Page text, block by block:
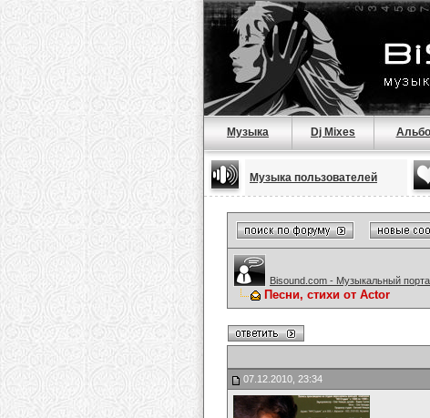
Музыка Dj Mixes
Музыка пользователей
Bisound.com - Музыкальный
Песни, стихи от Actor
07.12.2010, 23:34